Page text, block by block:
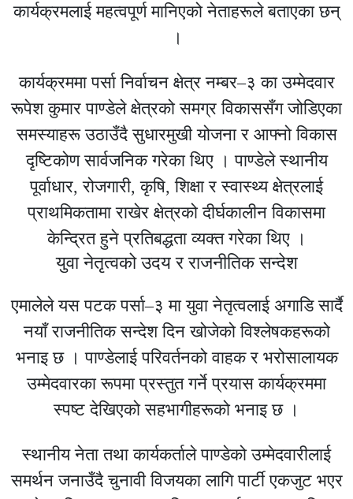
कार्यक्रमलाई महत्वपूर्ण मानिएको नेताहरूले बताएका छन्
।
कार्यक्रममा पर्सा निर्वाचन क्षेत्र नम्बर–३ का उम्मेदवार
रूपेश कुमार पाण्डेले क्षेत्रको समग्र विकाससँग जोडिएका
समस्याहरू उठाउँदै सुधारमुखी योजना र आफ्नो विकास
दृष्टिकोण सार्वजनिक गरेका थिए । पाण्डेले स्थानीय
पूर्वाधार, रोजगारी, कृषि, शिक्षा र स्वास्थ्य क्षेत्रलाई
प्राथमिकतामा राखेर क्षेत्रको दीर्घकालीन विकासमा
केन्द्रित हुने प्रतिबद्धता व्यक्त गरेका थिए ।
युवा नेतृत्वको उदय र राजनीतिक सन्देश
एमालेले यस पटक पर्सा–३ मा युवा नेतृत्वलाई अगाडि सार्दै
नयाँ राजनीतिक सन्देश दिन खोजेको विश्लेषकहरूको
भनाइ छ । पाण्डेलाई परिवर्तनको वाहक र भरोसालायक
उम्मेदवारका रूपमा प्रस्तुत गर्ने प्रयास कार्यक्रममा
स्पष्ट देखिएको सहभागीहरूको भनाइ छ ।
स्थानीय नेता तथा कार्यकर्ताले पाण्डेको उम्मेदवारीलाई
समर्थन जनाउँदै चुनावी विजयका लागि पार्टी एकजुट भएर